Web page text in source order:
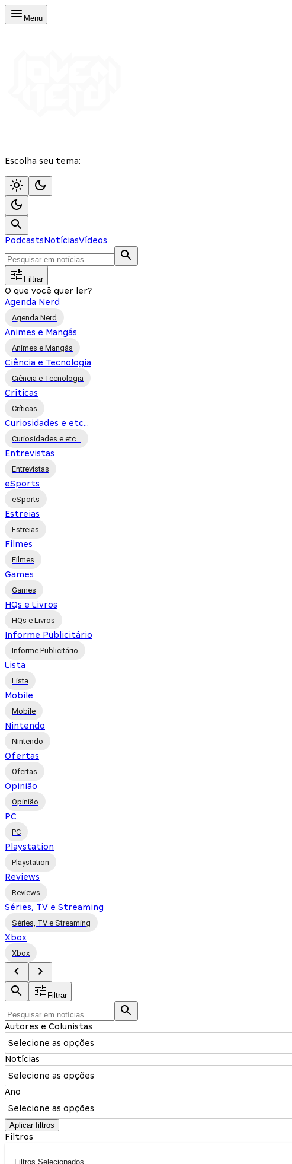
Menu
Escolha seu tema:
PodcastsNotíciasVídeos
Filtrar
O que você quer ler?
Agenda Nerd
Agenda Nerd
Animes e Mangás
Animes e Mangás
Ciência e Tecnologia
Ciência e Tecnologia
Críticas
Críticas
Curiosidades e etc...
Curiosidades e etc...
Entrevistas
Entrevistas
eSports
eSports
Estreias
Estreias
Filmes
Filmes
Games
Games
HQs e Livros
HQs e Livros
Informe Publicitário
Informe Publicitário
Lista
Lista
Mobile
Mobile
Nintendo
Nintendo
Ofertas
Ofertas
Opinião
Opinião
PC
PC
Playstation
Playstation
Reviews
Reviews
Séries, TV e Streaming
Séries, TV e Streaming
Xbox
Xbox
Filtrar
Autores e Colunistas
Selecione as opções
Notícias
Selecione as opções
Ano
Selecione as opções
Aplicar filtros
Filtros
Filtros Selecionados